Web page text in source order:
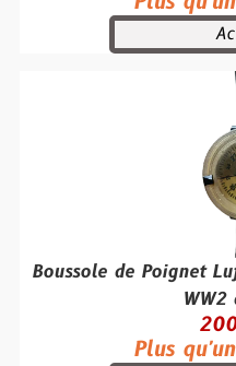
Boussole de Poignet
WW2
Plus